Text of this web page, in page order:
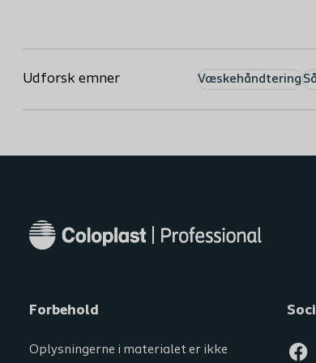
Udforsk emner Væskehåndtering
Forbehold
Oplysningerne i materialet er ikke